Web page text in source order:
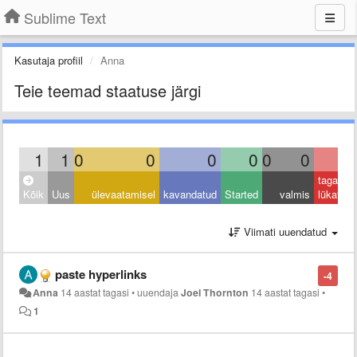
Sublime Text
Kasutaja profiil Anna
Teie teemad staatuse järgi
1 1 0 0 0 0 0 0
Kõik Uus ülevaatamisel kavandatud Started valmis
tagasi
lükatud
Viimati uuendatud
-4
paste hyperlinks
Anna 14 aastat tagasi •uuendajaJoel Thornton 14 aastat tagasi •
1